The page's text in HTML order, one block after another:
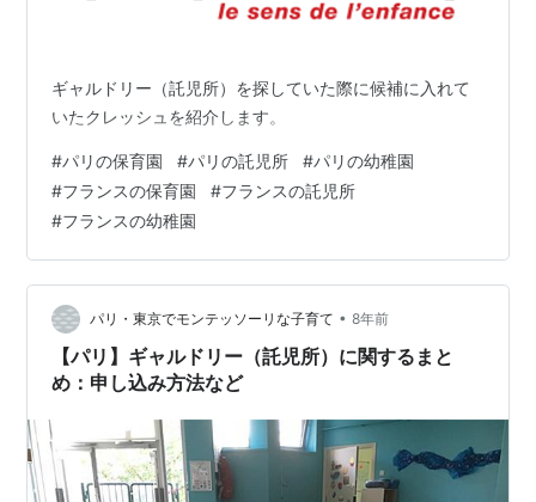
ギャルドリー（託児所）を探していた際に候補に入れて
いたクレッシュを紹介します。
#パリの保育園 #パリの託児所 #パリの幼稚園
#フランスの保育園 #フランスの託児所
#フランスの幼稚園
パリ・東京でモンテッソーリな子育て • 8年前
【パリ】ギャルドリー（託児所）に関するまと
め：申し込み方法など